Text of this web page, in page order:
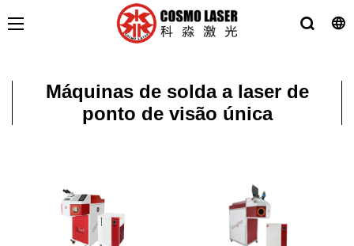
Máquinas de solda a laser de
ponto de visão única